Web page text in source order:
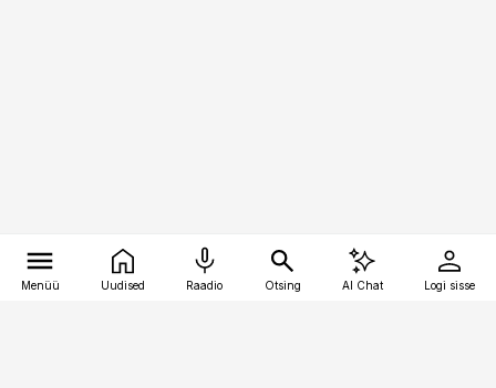
Menüü Uudised Raadio Otsing AI Chat Logi sisse